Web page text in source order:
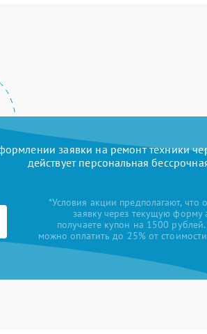
заявки на ремонт техники
действует персональная
*Условия акции предполагают, что
заявку через текущую форму
получаете купон на 1500
можно оплатить до 25% от